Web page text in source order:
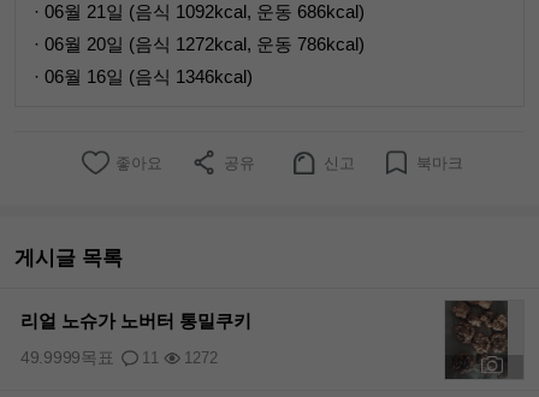
· 06월 21일 (음식 1092kcal, 운동 686kcal)
· 06월 20일 (음식 1272kcal, 운동 786kcal)
· 06월 16일 (음식 1346kcal)
좋아요 공유 신고 북마크
게시글 목록
리얼 노슈가 노버터 통밀쿠키
11 1272
49.9999목표